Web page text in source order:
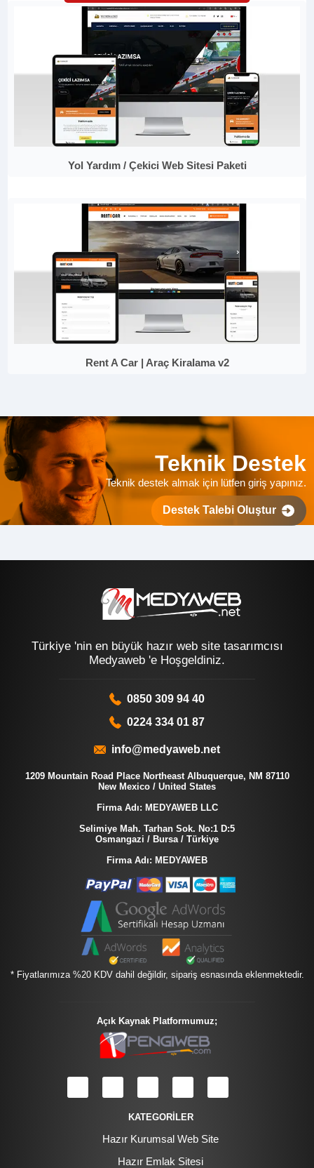
Yol Yardım / Çekici Web Sitesi Paketi
Rent A Car | Araç Kiralama v2
Teknik Destek
Teknik destek almak için lütfen giriş yapınız.
Destek Talebi Oluştur
Türkiye 'nin en büyük hazır web site tasarımcısı
Medyaweb 'e Hoşgeldiniz.
0850 309 94 40
0224 334 01 87
info@medyaweb.net
1209 Mountain Road Place Northeast Albuquerque, NM 87110
New Mexico / United States
Firma Adı: MEDYAWEB LLC
Selimiye Mah. Tarhan Sok. No:1 D:5
Osmangazi / Bursa / Türkiye
Firma Adı: MEDYAWEB
* Fiyatlarımıza %20 KDV dahil değildir, sipariş esnasında eklenmektedir.
Açık Kaynak Platformumuz;
KATEGORİLER
Hazır Kurumsal Web Site
Hazır Emlak Sitesi